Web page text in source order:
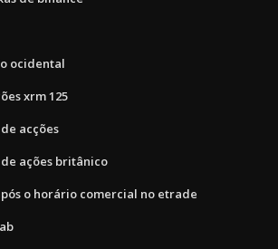
ocidental
xrm 125
acções
ações britânico
o horário comercial no etrade